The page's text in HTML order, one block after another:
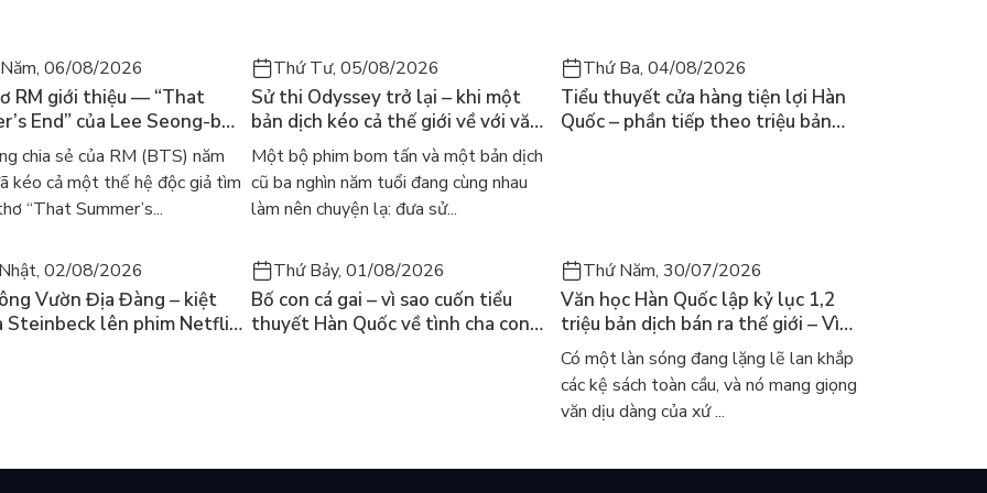
lại đã là ngày hôm qua, nếu cứ trốn tránh để mãi là một
rộng mở vốn dĩ dành cho mình.
câu chuyện không phải của riêng ai, bởi đứng trước
thành dù có đánh đổi bằng bao nhiêu vất vả cũng
có hạnh phúc, vậy tại sao bạn phải sợ hãi điều đó?
06/08/2026
RM giới thiệu — “That
End” của Lee Seong-bok
tiếng Anh sau 4 năm
chia sẻ của RM (BTS) năm
kéo cả một thế hệ độc giả tìm
“That Summer’s...
Thứ Tư, 05/08/2026
Sử thi Odyssey trở lại – khi một
bản dịch kéo cả thế giới về với văn
học kinh điển
Một bộ phim bom tấn và một bản dịch
cũ ba nghìn năm tuổi đang cùng nhau
làm nên chuyện lạ: đưa sử...
Thứ Ba, 04/08/2026
Tiểu thuyết cửa hàng tiện lợi Hàn
Quốc – phần tiếp theo triệu bản
02/08/2026
Vườn Địa Đàng – kiệt
Steinbeck lên phim Netflix
Thứ Bảy, 01/08/2026
Bố con cá gai – vì sao cuốn tiểu
thuyết Hàn Quốc về tình cha con
Thứ Năm, 30/07/2026
Văn học Hàn Quốc lập kỷ lục 1,2
triệu bản dịch bán ra thế giới – Vì
sao cả thế giới đang đọc sách Hàn?
Có một làn sóng đang lặng lẽ lan khắp
các kệ sách toàn cầu, và nó mang giọng
văn dịu dàng của xứ ...